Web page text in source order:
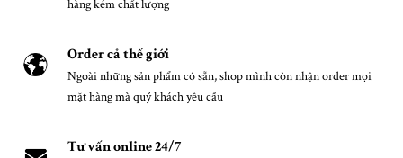
hàng kém chất lượng
Order cả thế giới
Ngoài những sản phẩm có sẵn, shop mình còn nhận order mọi
mặt hàng mà quý khách yêu cầu
Tư vấn online 24/7